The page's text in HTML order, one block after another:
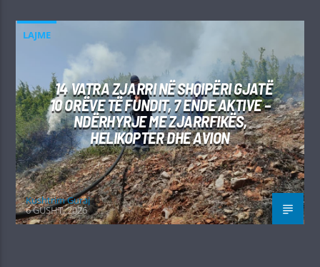
LAJME
14 VATRA ZJARRI NË SHQIPËRI GJATË
10 ORËVE TË FUNDIT, 7 ENDE AKTIVE –
NDËRHYRJE ME ZJARRFIKËS,
HELIKOPTER DHE AVION
Kushtrim Guraj
6 GUSHT, 2026